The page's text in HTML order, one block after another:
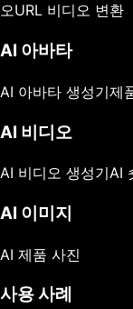
오URL 비디오 변환
AI 아바타
AI 아바타 생성기제
AI 비디오
AI 비디오 생성기AI
AI 이미지
AI 제품 사진
사용 사례